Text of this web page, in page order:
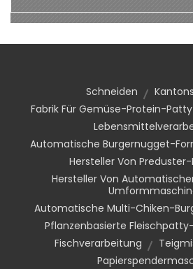
Schneiden
Fabrik Für Gemüse-Protein-
Automatische Burgernugget-
Hersteller Von
Hersteller Von
Automatische Multi-Chiken-
Pflanzenbasierte
Fischverarbeitung